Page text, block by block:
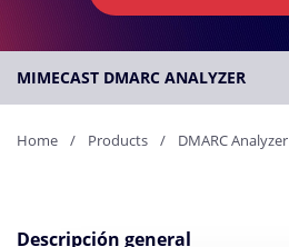
MIMECAST DMARC ANALYZER
Home Products DMARC Analyzer
Descripción general